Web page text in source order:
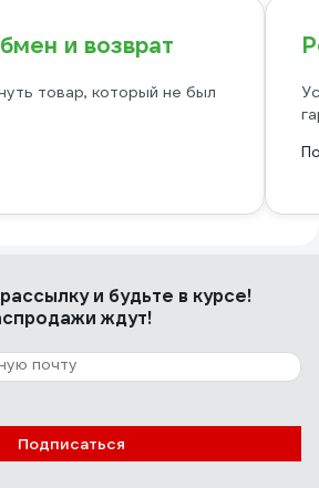
и возврат
товар, который не был
и будьте в курсе!
ждут!
Подписаться